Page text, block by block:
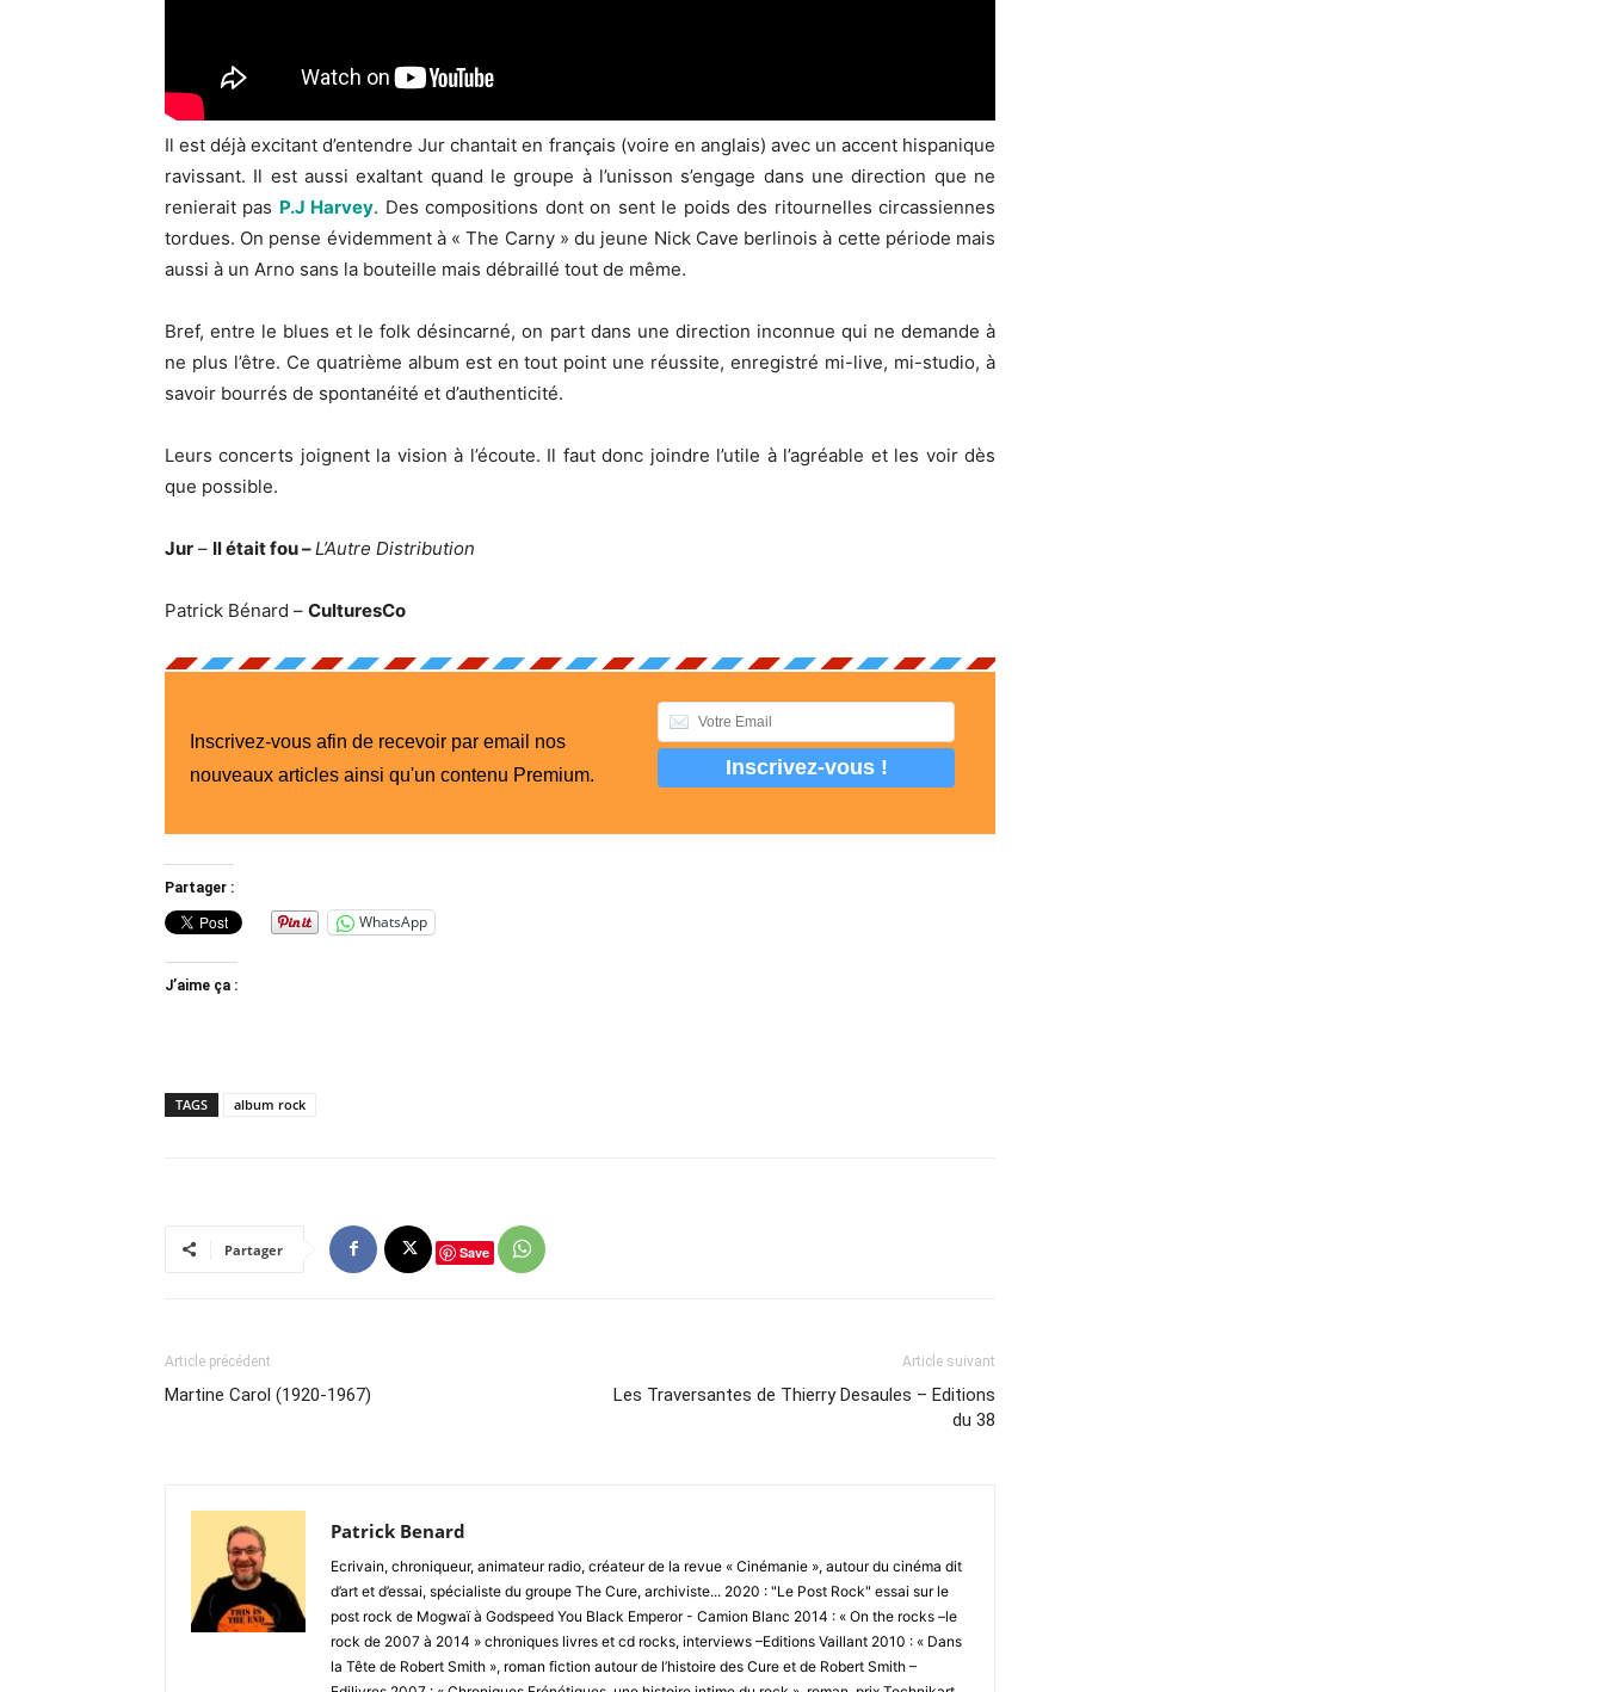
Il est déjà excitant d’entendre Jur chantait en français (voire en anglais) avec un accent hispanique
ravissant. Il est aussi exaltant quand le groupe à l’unisson s’engage dans une direction que ne
renierait pas P.J Harvey. Des compositions dont on sent le poids des ritournelles circassiennes
tordues. On pense évidemment à « The Carny » du jeune Nick Cave berlinois à cette période mais
aussi à un Arno sans la bouteille mais débraillé tout de même.
Bref, entre le blues et le folk désincarné, on part dans une direction inconnue qui ne demande à
ne plus l’être. Ce quatrième album est en tout point une réussite, enregistré mi-live, mi-studio, à
savoir bourrés de spontanéité et d’authenticité.
Leurs concerts joignent la vision à l’écoute. Il faut donc joindre l’utile à l’agréable et les voir dès
que possible.
Jur – Il était fou –L’Autre Distribution
Patrick Bénard – CulturesCo
Inscrivez-vous afin de recevoir par email nos
nouveaux articles ainsi qu'un contenu Premium.
Partager :
WhatsApp
J’aime ça :
TAGS album rock
Partager Save
Article précédent
Martine Carol (1920-1967)
Article suivant
Les Traversantes de Thierry Desaules – Editions
du 38
Patrick Benard
Ecrivain, chroniqueur, animateur radio, créateur de la revue « Cinémanie », autour du cinéma dit
d’art et d’essai, spécialiste du groupe The Cure, archiviste... 2020 : "Le Post Rock" essai sur le
post rock de Mogwaï à Godspeed You Black Emperor - Camion Blanc 2014 : « On the rocks –le
rock de 2007 à 2014 » chroniques livres et cd rocks, interviews –Editions Vaillant 2010 : « Dans
la Tête de Robert Smith », roman fiction autour de l’histoire des Cure et de Robert Smith –